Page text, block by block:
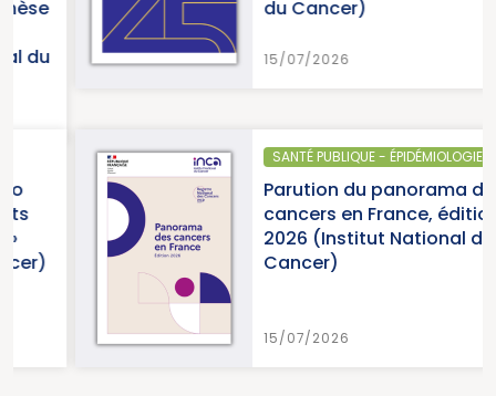
du Cancer)
15/07/2026
SANTÉ PUBLIQUE - ÉPIDÉMIOLOGIE
Parution du panorama des
cancers en France, édition
2026 (Institut National du
Cancer)
15/07/2026